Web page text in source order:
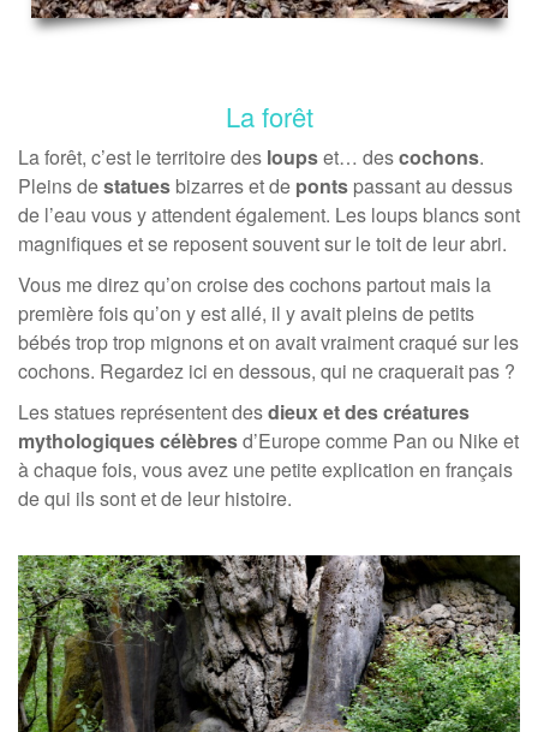
La forêt
La forêt, c’est le territoire des loupset… descochons.
Pleins destatues bizarres et de ponts passant au dessus
de l’eau vous y attendent également. Les loups blancs sont
magnifiques et se reposent souvent sur le toit de leur abri.
Vous me direz qu’on croise des cochons partout mais la
première fois qu’on y est allé, il y avait pleins de petits
bébés trop trop mignons et on avait vraiment craqué sur les
cochons. Regardez ici en dessous, qui ne craquerait pas ?
Les statues représentent desdieux et des créatures
mythologiques célèbresd’Europe comme Pan ou Nike et
à chaque fois, vous avez une petite explication en français
de qui ils sont et de leur histoire.